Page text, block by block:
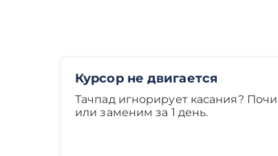
Курсор не двигается
Тачпад игнорирует касания?
или заменим за 1 день.